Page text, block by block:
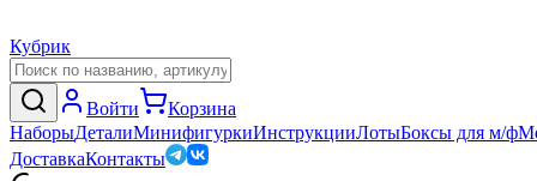
Кубрик
Войти
Корзина
НаборыДеталиМинифигуркиИнструкцииЛотыБоксы для м/ф
ДоставкаКонтакты